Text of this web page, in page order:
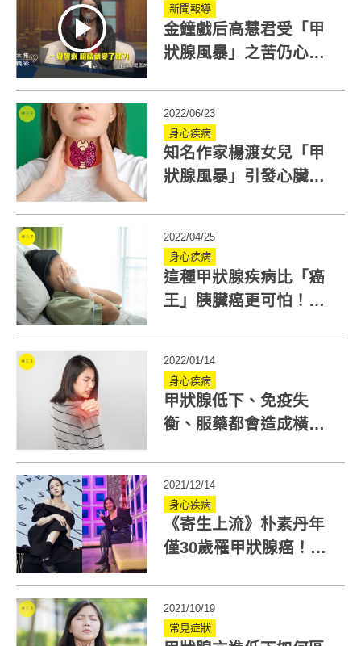
新聞報導
金鐘戲后高慧君受「甲
狀腺風暴」之苦仍心繫
2022/06/23
身心疾病
知名作家楊渡女兒「甲
狀腺風暴」引發心臟衰
2022/04/25
身心疾病
這種甲狀腺疾病比「癌
王」胰臟癌更可怕！甲
2022/01/14
身心疾病
甲狀腺低下、免疫失
衡、服藥都會造成橫紋
2021/12/14
身心疾病
《寄生上流》朴素丹年
僅30歲罹甲狀腺癌！甲
2021/10/19
常見症狀